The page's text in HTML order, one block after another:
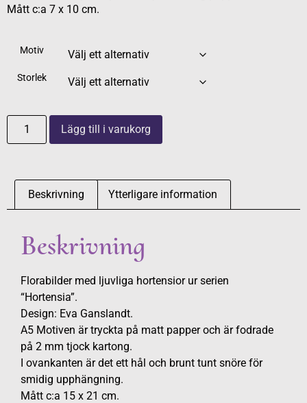
Mått c:a 7 x 10 cm.
Motiv
Storlek
Lägg till i varukorg
Beskrivning Ytterligare information
Beskrivning
Florabilder med ljuvliga hortensior ur serien
“Hortensia”.
Design: Eva Ganslandt.
A5 Motiven är tryckta på matt papper och är fodrade
på 2 mm tjock kartong.
I ovankanten är det ett hål och brunt tunt snöre för
smidig upphängning.
Mått c:a 15 x 21 cm.